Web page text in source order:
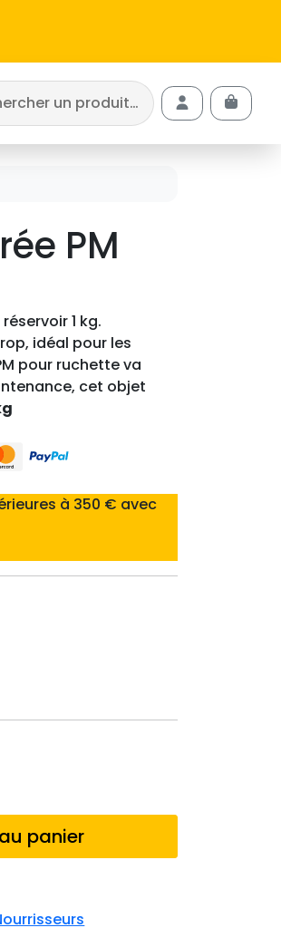
un produit…
Account
Cart
PM
1 kg.
idéal pour les
pour ruchette va
cet objet
à 350 € avec
panier